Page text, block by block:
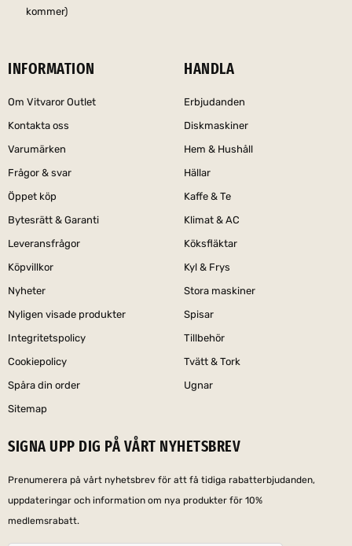
kommer)
INFORMATION
Om Vitvaror Outlet
Kontakta oss
Varumärken
Frågor & svar
Öppet köp
Bytesrätt & Garanti
Leveransfrågor
Köpvillkor
Nyheter
Nyligen visade produkter
Integritetspolicy
Cookiepolicy
Spåra din order
Sitemap
HANDLA
Erbjudanden
Diskmaskiner
Hem & Hushåll
Hällar
Kaffe & Te
Klimat & AC
Köksfläktar
Kyl & Frys
Stora maskiner
Spisar
Tillbehör
Tvätt & Tork
Ugnar
SIGNA UPP DIG PÅ VÅRT NYHETSBREV
Prenumerera på vårt nyhetsbrev för att få tidiga rabatterbjudanden,
uppdateringar och information om nya produkter för 10%
medlemsrabatt.